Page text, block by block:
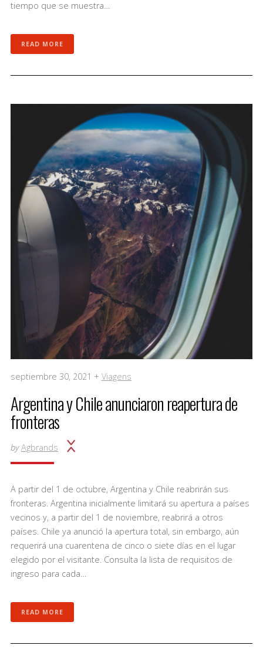
tiempo que se muestra…
READ MORE
septiembre 30, 2021 + Viagens
Argentina y Chile anunciaron reapertura de
fronteras
by Agbrands
A partir del 1 de octubre, Argentina y Chile reabrirán sus
fronteras. Argentina inicialmente limitará su apertura a países
vecinos y, a partir del 1 de noviembre, reabrirá a otros
países. Chile ya anunció la apertura total, sin embargo, aún
requerirá una cuarentena de cinco o siete días en el lugar
elegido por el visitante. Consulta la lista de requisitos de
ingreso para cada…
READ MORE